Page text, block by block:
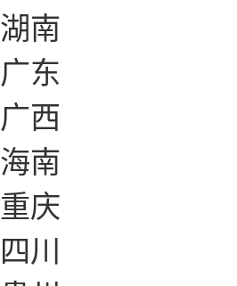
湖南
广东
广西
海南
重庆
四川